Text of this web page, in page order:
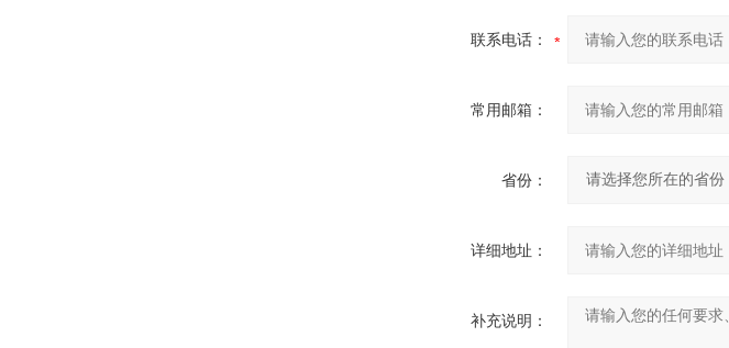
联系电话：
常用邮箱：
省份：
详细地址：
补充说明：